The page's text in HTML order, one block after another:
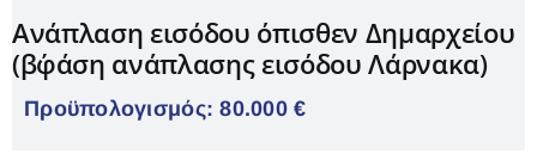
Ανάπλαση εισόδου όπισθεν Δημαρχείου
(β΄φάση ανάπλασης εισόδου Λάρνακα)
Προϋπολογισμός: 80.000 €